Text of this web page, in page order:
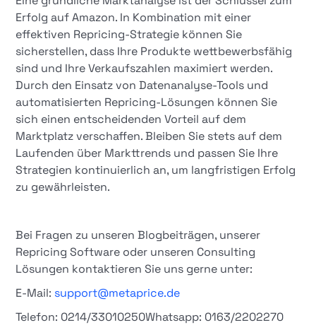
Erfolg auf Amazon. In Kombination mit einer
effektiven Repricing-Strategie können Sie
sicherstellen, dass Ihre Produkte wettbewerbsfähig
sind und Ihre Verkaufszahlen maximiert werden.
Durch den Einsatz von Datenanalyse-Tools und
automatisierten Repricing-Lösungen können Sie
sich einen entscheidenden Vorteil auf dem
Marktplatz verschaffen. Bleiben Sie stets auf dem
Laufenden über Markttrends und passen Sie Ihre
Strategien kontinuierlich an, um langfristigen Erfolg
zu gewährleisten.
Bei Fragen zu unseren Blogbeiträgen, unserer
Repricing Software oder unseren Consulting
Lösungen kontaktieren Sie uns gerne unter:
E-Mail: support@metaprice.de
Telefon: 0214/33010250Whatsapp: 0163/2202270